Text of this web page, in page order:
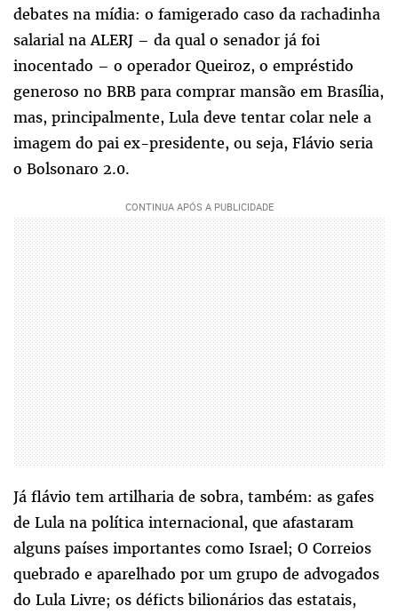
debates na mídia: o famigerado caso da rachadinha
salarial na ALERJ – da qual o senador já foi
inocentado – o operador Queiroz, o empréstido
generoso no BRB para comprar mansão em Brasília,
mas, principalmente, Lula deve tentar colar nele a
imagem do pai ex-presidente, ou seja, Flávio seria
o Bolsonaro 2.0.
Já flávio tem artilharia de sobra, também: as gafes
de Lula na política internacional, que afastaram
alguns países importantes como Israel; O Correios
quebrado e aparelhado por um grupo de advogados
do Lula Livre; os déficts bilionários das estatais,